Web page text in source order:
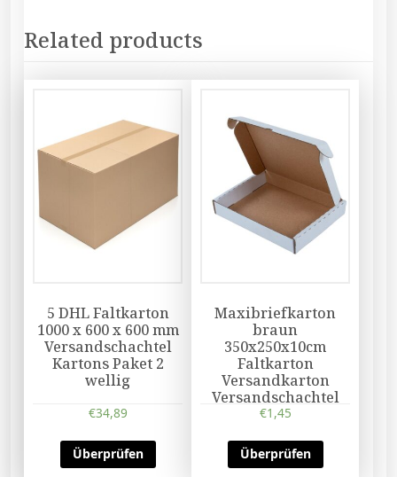
Related products
5 DHL Faltkarton
1000 x 600 x 600 mm
Versandschachtel
Kartons Paket 2
wellig
€34,89
Überprüfen
Maxibriefkarton
braun
350x250x10cm
Faltkarton
Versandkarton
Versandschachtel
Paket
€1,45
Überprüfen